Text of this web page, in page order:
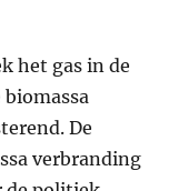
het gas in de
De
verbranding